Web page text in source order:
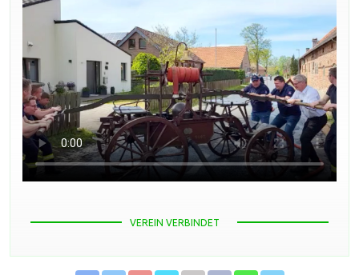
VEREIN VERBINDET